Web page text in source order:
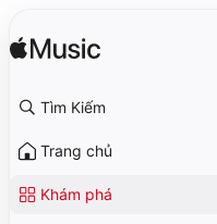
Tìm Kiếm
Trang chủ
Khám phá